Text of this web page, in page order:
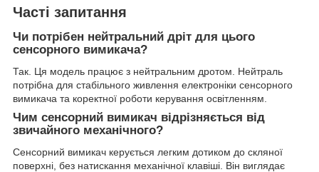
Часті запитання
Чи потрібен нейтральний дріт для цього
сенсорного вимикача?
Так. Ця модель працює з нейтральним дротом. Нейтраль
потрібна для стабільного живлення електроніки сенсорного
вимикача та коректної роботи керування освітленням.
Чим сенсорний вимикач відрізняється від
звичайного механічного?
Сенсорний вимикач керується легким дотиком до скляної
поверхні, без натискання механічної клавіші. Він виглядає